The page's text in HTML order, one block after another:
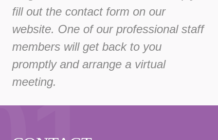
fill out the contact form on our
website. One of our professional staff
members will get back to you
promptly and arrange a virtual
meeting.